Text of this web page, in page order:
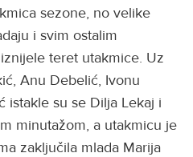
sezone, no velike
i svim ostalim
teret utakmice. Uz
Anu Debelić, Ivonu
istakle su se Dilja Lekaj i
minutažom, a utakmicu je
zaključila mlada Marija